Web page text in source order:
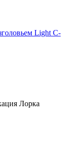
Light С-
Лорка